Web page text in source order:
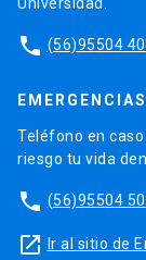
Universidad.
phone (56)95504
Teléfono en
riesgo tu vida
phone (56)95504
launch Ir al sitio de